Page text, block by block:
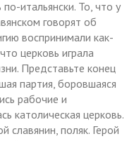
итальянски. То, что у
говорят об
воспринимали как-
церковь играла
Представьте конец
партия, боровшаяся
рабочие и
католическая церковь.
славянин, поляк. Герой